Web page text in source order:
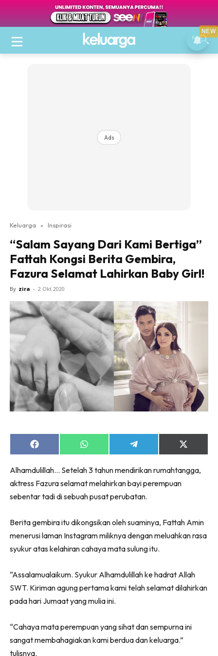
Ads
Keluarga » Inspirasi
“Salam Sayang Dari Kami Bertiga”
Fattah Kongsi Berita Gembira,
Fazura Selamat Lahirkan Baby Girl!
By zira - 2 Okt 2020
Share
on
Share
on
Share
on
Share
on
(Twitter)
Alhamdulillah… Setelah 3 tahun mendirikan rumahtangga,
aktress Fazura selamat melahirkan bayi perempuan
sebentar tadi di sebuah pusat perubatan.
Berita gembira itu dikongsikan oleh suaminya, Fattah Amin
menerusi laman Instagram miliknya dengan meluahkan rasa
syukur atas kelahiran cahaya mata sulung itu.
“Assalamualaikum. Syukur Alhamdulillah ke hadrat Allah
SWT. Kiriman agung pertama kami telah selamat dilahirkan
pada hari Jumaat yang mulia ini.
“Cahaya mata perempuan yang sihat dan sempurna ini
sangat membahagiakan kami berdua dan keluarga.”
tulisnya.
NEW